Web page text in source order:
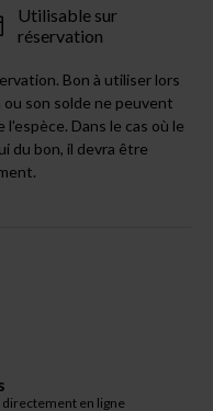
Utilisable sur
réservation
Bon à utiliser lors
ou son solde ne peuvent
Dans le cas où le
du bon, il devra être
directement en ligne